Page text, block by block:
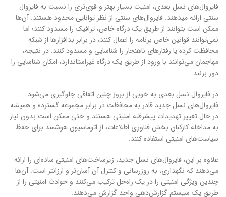
فایروال‌های نسل بعدی، امنیت بسیار بهتر و قوی‌تری را نسبت به فایروال
سنتی ارائه می‎دهند. فایروال‌های سنتی از نظر توانایی محدود هستند. آن‌ها
ممکن است بتوانند از طریق یک درگاه خاص، ترافیک را مسدود کنند؛ اما
نمی‌توانند قوانین خاص برنامه را اعمال کنند، در برابر بدافزارها از شبکه
محافظت کرده یا رفتارهای ناهنجار را شناسایی و مسدود کنند. در نتیجه،
مهاجمان می‌توانند با ورود از طریق یک درگاه غیراستاندارد، امکان شناسایی را
دور بزنند.
در فایروال نسل بعدی به خوبی از بروز چنین اتفاقی جلوگیری می‌شود.
فایروال‌های نسل جدید قادر به محافظت در برابر مجموعه گسترده و همیشه
در حال تغییرِ تهدیدات پیشرفته امنیتی هستند و حتی ممکن است بدون نیاز
به مداخله کارکنان بخش فناوری اطلاعات، از اتوماسیون هوشمند برای حفظ
سیاست‎‌های امنیتی استفاده کنند.
علاوه بر این، فایروال‌های نسل جدید، زیرساخت‌های امنیتی ساده‌ای را ارائه
می‌دهند که نگهداری، به روزرسانی و کنترل آن آسان‌تر و ارزان‎تر است. آن‌ها
چندین ویژگی امنیتی را در یک راه‌حل ترکیب می‎‌کنند و حوادث امنیتی را از
طریق یک سیستم گزارش‌دهی واحد گزارش می‌دهند.